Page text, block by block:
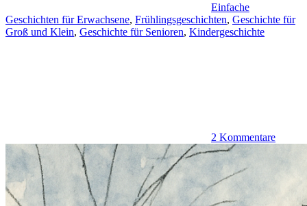
Einfache
Geschichten für Erwachsene, Frühlingsgeschichten, Geschichte für
Groß und Klein, Geschichte für Senioren, Kindergeschichte
2 Kommentare